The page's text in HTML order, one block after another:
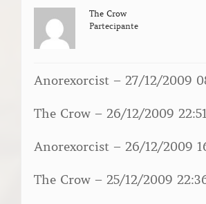
The Crow
Partecipante
Anorexorcist – 27/12/2009
The Crow – 26/12/2009 22:51
Anorexorcist – 26/12/2009
The Crow – 25/12/2009